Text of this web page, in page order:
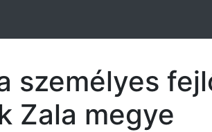
személyes
Zala megye